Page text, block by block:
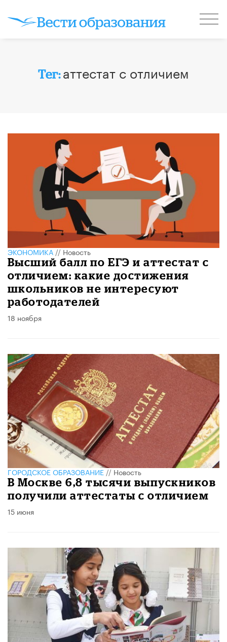
Тег:аттестат с отличием
ЭКОНОМИКА//Новость
Высший балл по ЕГЭ и аттестат с
отличием: какие достижения
школьников не интересуют
работодателей
18 ноября
ГОРОДСКОЕ ОБРАЗОВАНИЕ//Новость
В Москве 6,8 тысячи выпускников
получили аттестаты с отличием
15 июня